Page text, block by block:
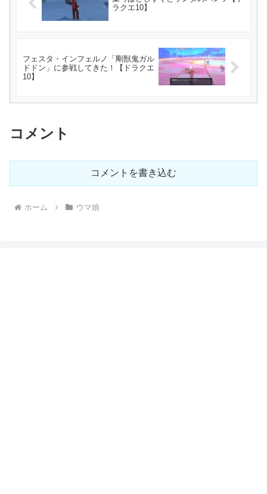
ラクエ10】
フェスタ・インフェルノ「剛獣鬼ガル
ドドン」に参戦してきた！【ドラクエ
10】
コメント
コメントを書き込む
ホーム ウマ娘